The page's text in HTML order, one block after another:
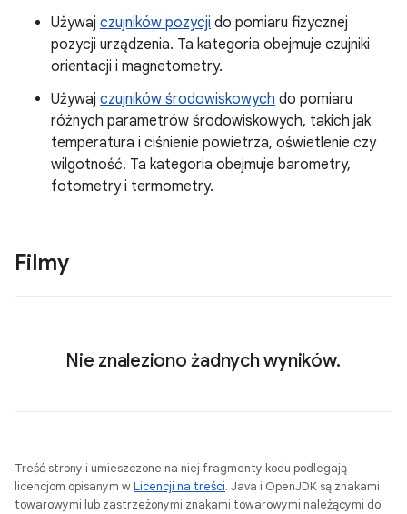
Używaj czujników pozycji do pomiaru fizycznej
pozycji urządzenia. Ta kategoria obejmuje czujniki
orientacji i magnetometry.
Używaj czujników środowiskowych do pomiaru
różnych parametrów środowiskowych, takich jak
temperatura i ciśnienie powietrza, oświetlenie czy
wilgotność. Ta kategoria obejmuje barometry,
fotometry i termometry.
Filmy
Nie znaleziono żadnych wyników.
Treść strony i umieszczone na niej fragmenty kodu podlegają
licencjom opisanym wLicencji na treści. Java i OpenJDK są znakami
towarowymi lub zastrzeżonymi znakami towarowymi należącymi do